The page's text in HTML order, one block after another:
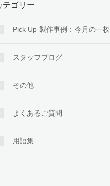
テゴリー
Pick Up 製作事例：今月の一枚
スタッフブログ
その他
よくあるご質問
用語集